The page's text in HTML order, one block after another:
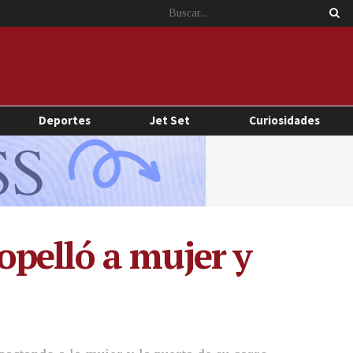
Deportes Jet Set Curiosidades
a mujer y